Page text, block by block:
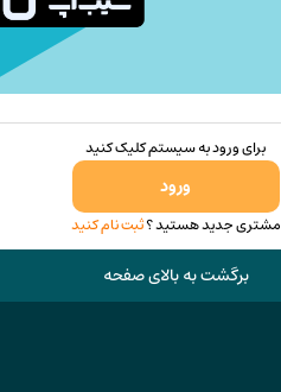
برای ورود به سیستم کلیک کنید
ورود
مشتری جدید هستید ؟ثبت نام کنید
برگشت به بالای صفحه